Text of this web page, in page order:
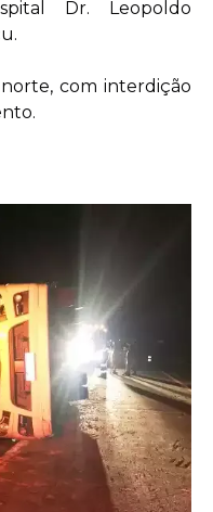
Dr. Leopoldo
com interdição